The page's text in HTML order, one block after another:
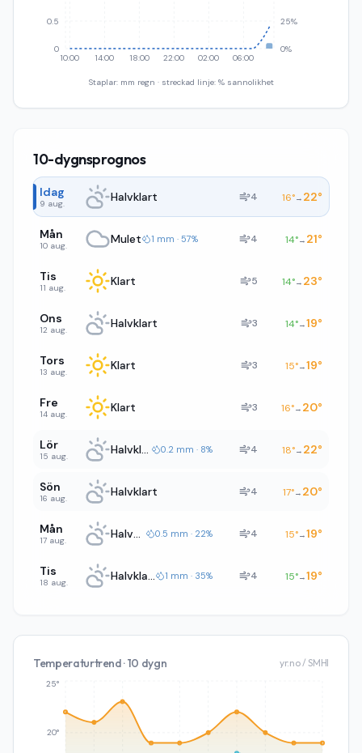
10:00 14:00 18:00 22:00 02:00 06:00
0
0.5
0%
25%
Staplar: mm regn · streckad linje: % sannolikhet
10-dygnsprognos
Idag
9 aug. Halvklart 4 16°→ 22°
Mån
10 aug. Mulet 1 mm · 57% 4 14°→ 21°
Tis
11 aug. Klart 5 14°→ 23°
Ons
12 aug. Halvklart 3 14°→19°
Tors
13 aug. Klart 3 15°→19°
Fre
14 aug. Klart 3 16°→ 20°
Lör
15 aug. Halvklart 0.2 mm · 8% 4 18°→ 22°
Sön
16 aug. Halvklart 4 17°→ 20°
Mån
17 aug. Halvklart 0.5 mm · 22% 4 15°→19°
Tis
18 aug. Halvklart 1 mm · 35% 4 15°→19°
Temperaturtrend · 10 dygn yr.no / SMHI
20°
25°